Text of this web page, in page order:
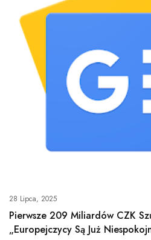
28 Lipca, 2025
Pierwsze 209 Miliardów CZK
„Europejczycy Są Już